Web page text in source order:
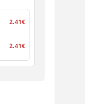
2.41€
2.41€